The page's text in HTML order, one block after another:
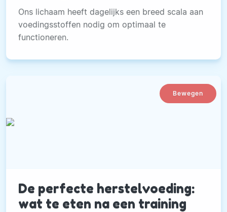
Ons lichaam heeft dagelijks een breed scala aan
voedingsstoffen nodig om optimaal te
functioneren.
Bewegen
De perfecte herstelvoeding:
wat te eten na een training